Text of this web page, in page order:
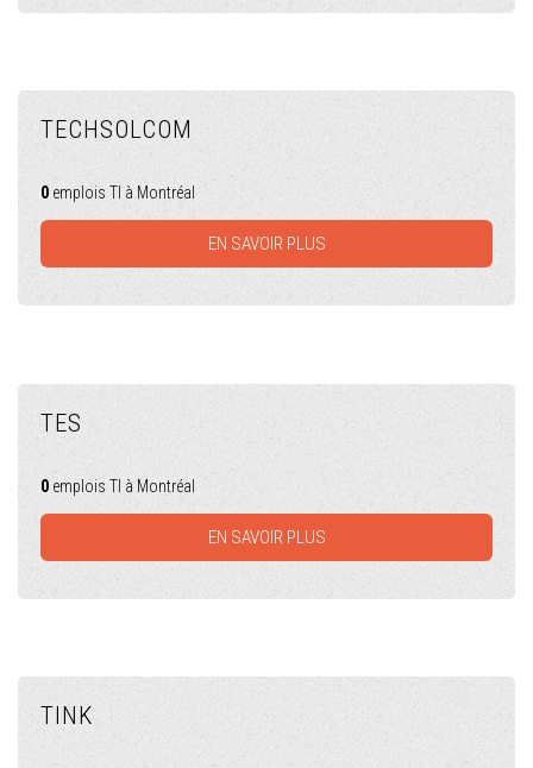
TECHSOLCOM
0 emplois TI à Montréal
EN SAVOIR PLUS
TES
0 emplois TI à Montréal
EN SAVOIR PLUS
TINK